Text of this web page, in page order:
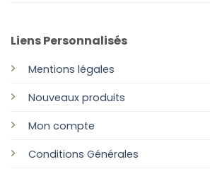
Liens Personnalisés
Mentions légales
Nouveaux produits
Mon compte
Conditions Générales